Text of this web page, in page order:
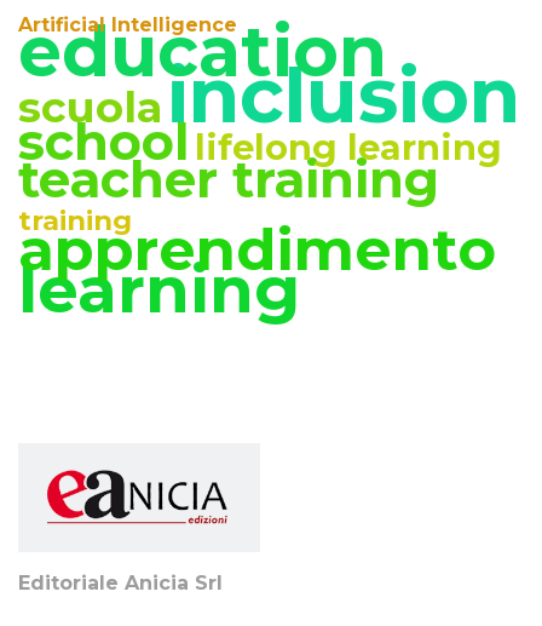
Anno XV
2023 Vol. 1
Anno XIV, Numero 4
2022
Anno XIV, Numero 3
2022
Anno XIV, Numero 2
2022
Anno XIII, Numero 3
Anno XIII, Numero 2
Artificial Intelligence
education
scuolainclusion
school lifelong learning
teacher training
training
apprendimento
learning
Editoriale Anicia Srl